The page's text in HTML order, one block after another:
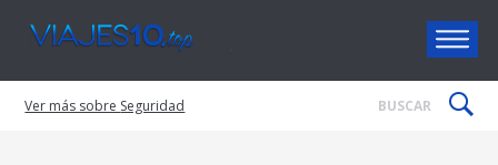
Viajes10
Seguridad